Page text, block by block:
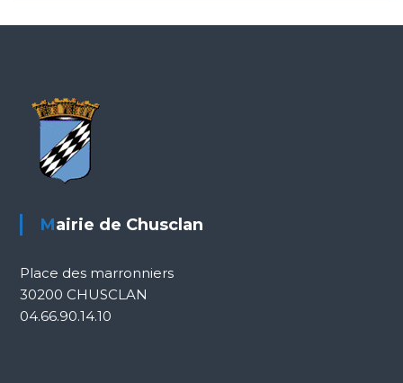
Mairie de Chusclan
Place des marronniers
30200 CHUSCLAN
04.66.90.14.10